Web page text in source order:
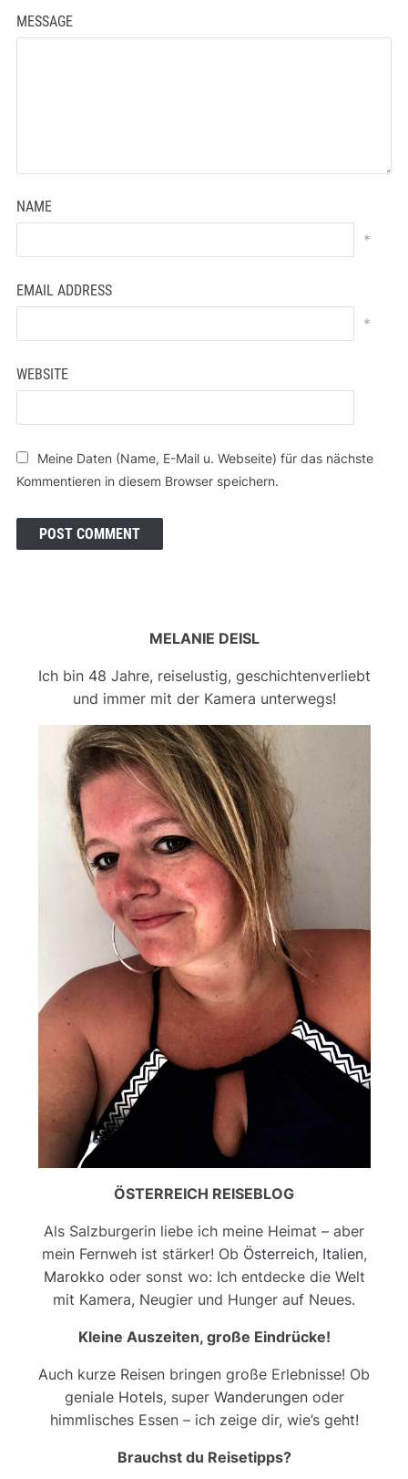
MESSAGE
NAME
*
EMAIL ADDRESS
*
WEBSITE
Meine Daten (Name, E-Mail u. Webseite) für das nächste
Kommentieren in diesem Browser speichern.
MELANIE DEISL
Ich bin 48 Jahre, reiselustig, geschichtenverliebt
und immer mit der Kamera unterwegs!
ÖSTERREICH REISEBLOG
Als Salzburgerin liebe ich meine Heimat – aber
mein Fernweh ist stärker! Ob Österreich, Italien,
Marokko oder sonst wo: Ich entdecke die Welt
mit Kamera, Neugier und Hunger auf Neues.
Kleine Auszeiten, große Eindrücke!
Auch kurze Reisen bringen große Erlebnisse! Ob
geniale Hotels, super Wanderungenoder
himmlisches Essen – ich zeige dir, wie’s geht!
Brauchst du Reisetipps?